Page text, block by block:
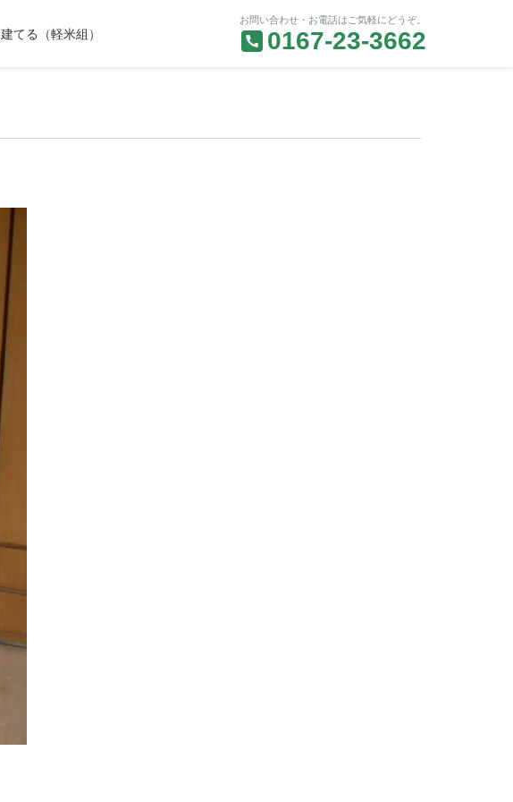
てる（軽米組）
お問い合わせ・お電話はご気軽にどうぞ。
0167-23-3662